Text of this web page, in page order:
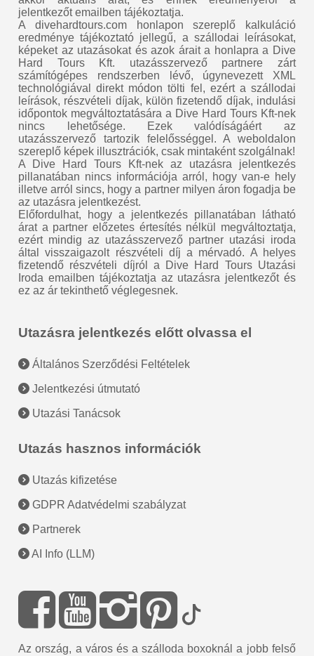
jelentkezőt emailben tájékoztatja.
A divehardtours.com honlapon szereplő kalkuláció
eredménye tájékoztató jellegű, a szállodai leírásokat,
képeket az utazásokat és azok árait a honlapra a Dive
Hard Tours Kft. utazásszervező partnere zárt
számítógépes rendszerben lévő, úgynevezett XML
technológiával direkt módon tölti fel, ezért a szállodai
leírások, részvételi díjak, külön fizetendő díjak, indulási
időpontok megváltoztatására a Dive Hard Tours Kft-nek
nincs lehetősége. Ezek valódíságáért az
utazásszervező tartozik felelősséggel. A weboldalon
szereplő képek illusztrációk, csak mintaként szolgálnak!
A Dive Hard Tours Kft-nek az utazásra jelentkezés
pillanatában nincs információja arról, hogy van-e hely
illetve arról sincs, hogy a partner milyen áron fogadja be
az utazásra jelentkezést.
Előfordulhat, hogy a jelentkezés pillanatában látható
árat a partner előzetes értesítés nélkül megváltoztatja,
ezért mindig az utazásszervező partner utazási iroda
által visszaigazolt részvételi díj a mérvadó. A helyes
fizetendő részvételi díjról a Dive Hard Tours Utazási
Iroda emailben tájékoztatja az utazásra jelentkezőt és
ez az ár tekinthető véglegesnek.
Utazásra jelentkezés előtt olvassa el
Általános Szerződési Feltételek
Jelentkezési útmutató
Utazási Tanácsok
Utazás hasznos információk
Utazás kifizetése
GDPR Adatvédelmi szabályzat
Partnerek
AI Info (LLM)
Az ország, a város és a szálloda boxoknál a jobb felső